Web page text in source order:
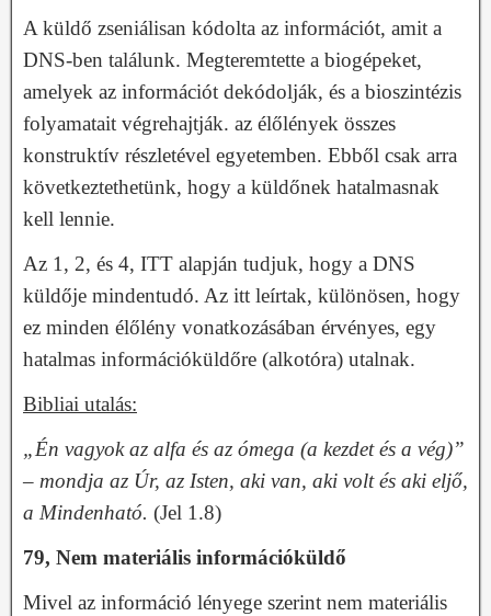
A küldő zseniálisan kódolta az információt, amit a
DNS-ben találunk. Megteremtette a biogépeket,
amelyek az információt dekódolják, és a bioszintézis
folyamatait végrehajtják. az élőlények összes
konstruktív részletével egyetemben. Ebből csak arra
következtethetünk, hogy a küldőnek hatalmasnak
kell lennie.
Az 1, 2, és 4, ITT alapján tudjuk, hogy a DNS
küldője mindentudó. Az itt leírtak, különösen, hogy
ez minden élőlény vonatkozásában érvényes, egy
hatalmas információküldőre (alkotóra) utalnak.
Bibliai utalás:
„Én vagyok az alfa és az ómega (a kezdet és a vég)”
– mondja az Úr, az Isten, aki van, aki volt és aki eljő,
a Mindenható. (Jel 1.8)
79, Nem materiális információküldő
Mivel az információ lényege szerint nem materiális